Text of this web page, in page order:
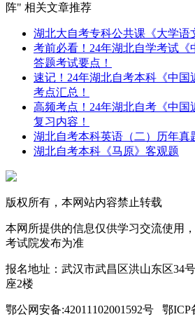
阵" 相关文章推荐
湖北大自考专科公共课《大学语
考前必看！24年湖北自学考试
答题考试要点！
速记！24年湖北自考本科《中国
考点汇总！
高频考点！24年湖北自考《中国
复习内容！
湖北自考本科英语（二）历年真
湖北自考本科《马原》客观题
版权所有，本网站内容禁止转载
本网所提供的信息仅供学习交流使用
考试院发布为准
报名地址：武汉市武昌区洪山东区34
座2楼
鄂公网安备:42011102001592号 鄂ICP